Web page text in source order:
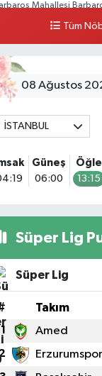
Mahallesi
Mali Eczanesi
QNB
SAĞLIK
Boğaziçi Eczanesi
Sinan Mahallesi
Hükümet
0 (216) 201 10 00
Işılay Eczanesi
Mahallesi
Selenyum Eczanesi
Mahallesi
Tüm
08 Ağustos
İSTANBUL
Güneş
06:00
Öğle
13:15
Süper Lig
Süper Lig
Takım
1 Amed